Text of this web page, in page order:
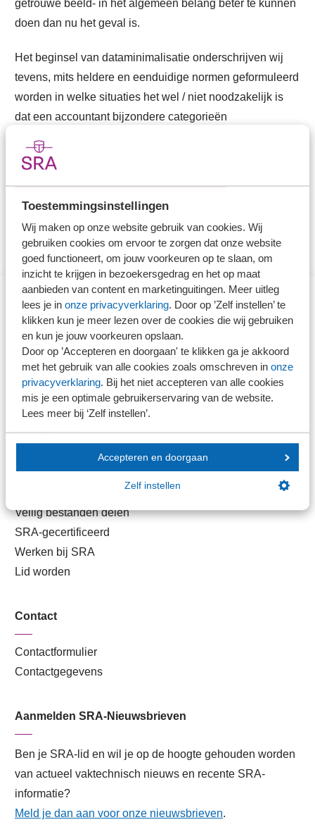
Toestemmingsinstellingen
Wij maken op onze website gebruik van cookies. Wij
gebruiken cookies om ervoor te zorgen dat onze website
goed functioneert, om jouw voorkeuren op te slaan, om
inzicht te krijgen in bezoekersgedrag en het op maat
aanbieden van content en marketinguitingen. Meer uitleg
lees je in onze privacyverklaring. Door op ’Zelf instellen’ te
klikken kun je meer lezen over de cookies die wij gebruiken
en kun je jouw voorkeuren opslaan.
Door op ’Accepteren en doorgaan' te klikken ga je akkoord
met het gebruik van alle cookies zoals omschreven in onze
privacyverklaring. Bij het niet accepteren van alle cookies
mis je een optimale gebruikerservaring van de website.
Lees meer bij ‘Zelf instellen’.
Accepteren en doorgaan
Zelf instellen
getrouwe beeld- in het algemeen belang beter te kunnen
doen dan nu het geval is.
Het beginsel van dataminimalisatie onderschrijven wij
tevens, mits heldere en eenduidige normen geformuleerd
worden in welke situaties het wel / niet noodzakelijk is
dat een accountant bijzondere categorieën
controlewerkzaamheden.
Direct naar
Stel je vaktechnische vraag
Branche in Zicht
Dossiers
Kantoorvinder
Nieuwsbank
Veilig bestanden delen
SRA-gecertificeerd
Werken bij SRA
Lid worden
Contact
Contactformulier
Contactgegevens
Aanmelden SRA-Nieuwsbrieven
Ben je SRA-lid en wil je op de hoogte gehouden worden
van actueel vaktechnisch nieuws en recente SRA-
informatie?
Meld je dan aan voor onze nieuwsbrieven.